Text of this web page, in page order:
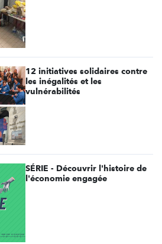
12 initiatives solidaires contre
les inégalités et les
vulnérabilités
SÉRIE - Découvrir l'histoire de
l'économie engagée